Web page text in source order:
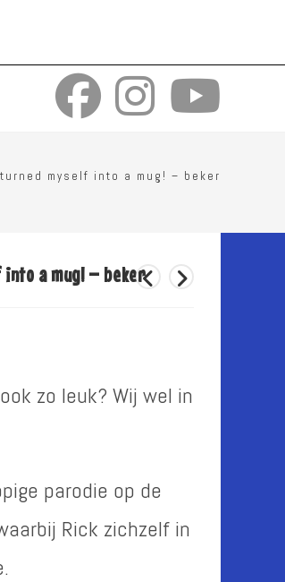
myself into a mug! – beker
a mug! – beker
zo leuk? Wij wel in
parodie op de
Rick zichzelf in